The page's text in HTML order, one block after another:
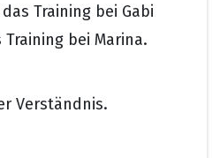
Training bei Gabi
Training bei Marina.
Verständnis.